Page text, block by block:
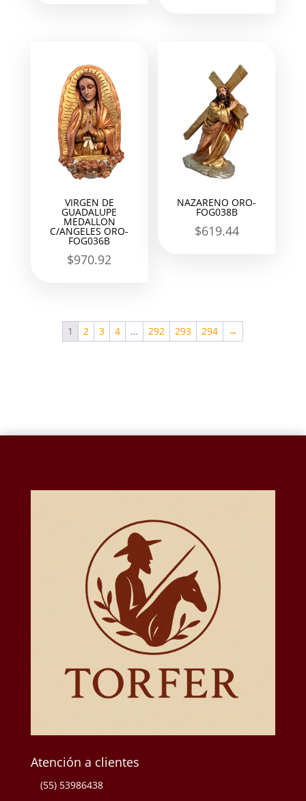
VIRGEN DE
GUADALUPE
MEDALLON
C/ANGELES ORO-
FOG036B
$970.92
NAZARENO ORO-
FOG038B
$619.44
1 2 3 4 … 292 293 294 →
Atención a clientes
(55) 53986438